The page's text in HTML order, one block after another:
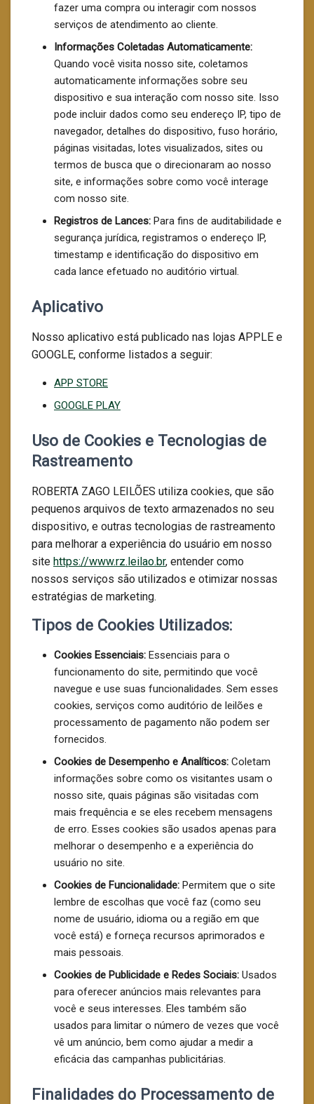
fazer uma compra ou interagir com nossos
serviços de atendimento ao cliente.
Informações Coletadas Automaticamente:
Quando você visita nosso site, coletamos
automaticamente informações sobre seu
dispositivo e sua interação com nosso site. Isso
pode incluir dados como seu endereço IP, tipo de
navegador, detalhes do dispositivo, fuso horário,
páginas visitadas, lotes visualizados, sites ou
termos de busca que o direcionaram ao nosso
site, e informações sobre como você interage
com nosso site.
Registros de Lances: Para fins de auditabilidade e
segurança jurídica, registramos o endereço IP,
timestamp e identificação do dispositivo em
cada lance efetuado no auditório virtual.
Aplicativo
Nosso aplicativo está publicado nas lojas APPLE e
GOOGLE, conforme listados a seguir:
APP STORE
GOOGLE PLAY
Uso de Cookies e Tecnologias de
Rastreamento
ROBERTA ZAGO LEILÕES utiliza cookies, que são
pequenos arquivos de texto armazenados no seu
dispositivo, e outras tecnologias de rastreamento
para melhorar a experiência do usuário em nosso
site https://www.rz.leilao.br, entender como
nossos serviços são utilizados e otimizar nossas
estratégias de marketing.
Tipos de Cookies Utilizados:
Cookies Essenciais: Essenciais para o
funcionamento do site, permitindo que você
navegue e use suas funcionalidades. Sem esses
cookies, serviços como auditório de leilões e
processamento de pagamento não podem ser
fornecidos.
Cookies de Desempenho e Analíticos: Coletam
informações sobre como os visitantes usam o
nosso site, quais páginas são visitadas com
mais frequência e se eles recebem mensagens
de erro. Esses cookies são usados apenas para
melhorar o desempenho e a experiência do
usuário no site.
Cookies de Funcionalidade: Permitem que o site
lembre de escolhas que você faz (como seu
nome de usuário, idioma ou a região em que
você está) e forneça recursos aprimorados e
mais pessoais.
Cookies de Publicidade e Redes Sociais: Usados
para oferecer anúncios mais relevantes para
você e seus interesses. Eles também são
usados para limitar o número de vezes que você
vê um anúncio, bem como ajudar a medir a
eficácia das campanhas publicitárias.
Finalidades do Processamento de